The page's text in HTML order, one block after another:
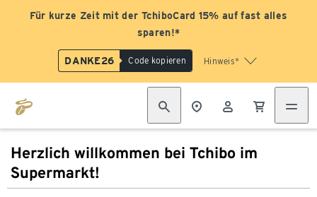
Für kurze Zeit mit der TchiboCard 15% auf fast alles
sparen!*
DANKE26 Code kopieren Hinweis*
Herzlich willkommen bei Tchibo im
Supermarkt!